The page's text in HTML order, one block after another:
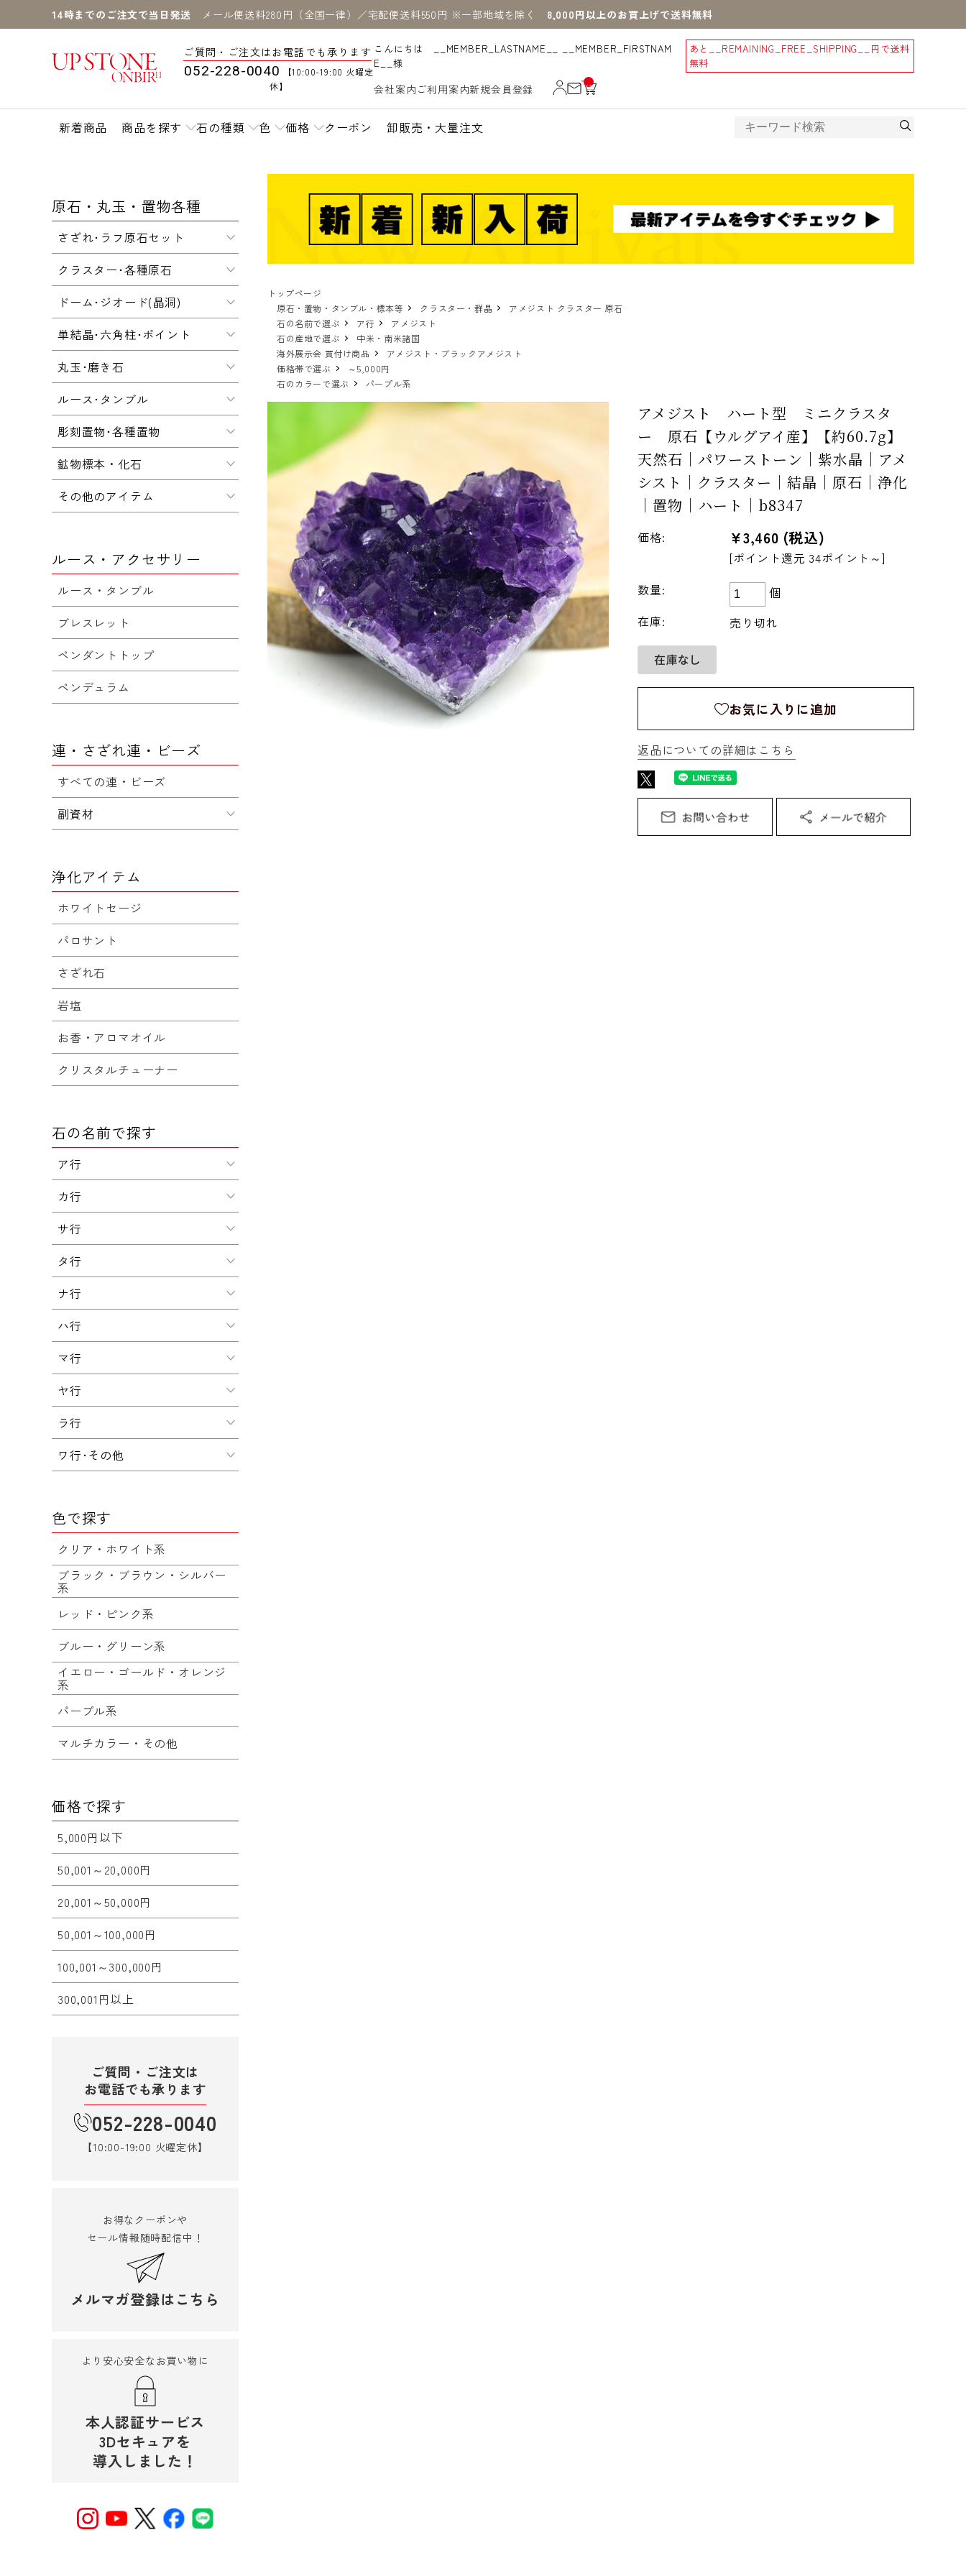
14時までのご注文で当日発送 メール便送料280円（全国一律）／宅配便送料550円 ※一部地域を除く 8,000円以上のお買上げで送料無料
ご質問・ご注文はお電話でも承ります
052-228-0040
【10:00-19:00 火曜定
休】
こんにちは __MEMBER_LASTNAME__ __MEMBER_FIRSTNAM
E__様
あと __REMAINING_FREE_SHIPPING__
円で送料
無料
会社案内 ご利用案内新規会員登録
__
IT
_C
新着商品 商品を探す 石の種類 色 価格 クーポン 卸販売・大量注文
トップページ
原石・置物・タンブル・標本等
クラスター・群晶
アメジスト クラスター 原石
石の名前で選ぶ
ア行
アメジスト
石の産地で選ぶ
中米・南米諸国
海外展示会 買付け商品
アメジスト・ブラックアメジスト
価格帯で選ぶ
～5,000円
石のカラーで選ぶ
パープル系
アメジスト ハート型 ミニクラスタ
ー 原石【ウルグアイ産】【約60.7g】
天然石｜パワーストーン｜紫水晶｜アメ
シスト｜クラスター｜結晶｜原石｜浄化
｜置物｜ハート｜b8347
価格: ¥3,460 (税込)
[ポイント還元 34ポイント～]
数量:
個
在庫:
売り切れ
お気に入りに追加
返品についての詳細はこちら
原石・丸玉・置物各種
さざれ･ラフ原石セット
クラスター･各種原石
ドーム･ジオード(晶洞)
単結晶･六角柱･ポイント
丸玉･磨き石
ルース･タンブル
彫刻置物･各種置物
鉱物標本・化石
その他のアイテム
ルース・アクセサリー
ルース・タンブル
ブレスレット
ペンダントトップ
ペンデュラム
連・さざれ連・ビーズ
すべての連・ビーズ
副資材
浄化アイテム
ホワイトセージ
パロサント
さざれ石
岩塩
お香・アロマオイル
クリスタルチューナー
石の名前で探す
ア行
カ行
サ行
タ行
ナ行
ハ行
マ行
ヤ行
ラ行
ワ行･その他
色で探す
クリア・ホワイト系
ブラック・ブラウン・シルバー
系
レッド・ピンク系
ブルー・グリーン系
イエロー・ゴールド・オレンジ
系
パープル系
マルチカラー・その他
価格で探す
5,000円以下
50,001～20,000円
20,001～50,000円
50,001～100,000円
100,001～300,000円
300,001円以上
ご質問・ご注文は
お電話でも承ります
052-228-0040
【10:00-19:00 火曜定休】
お得なクーポンや
セール情報随時配信中！
メルマガ登録はこちら
より安心安全なお買い物に
本人認証サービス
3Dセキュアを
導入しました！